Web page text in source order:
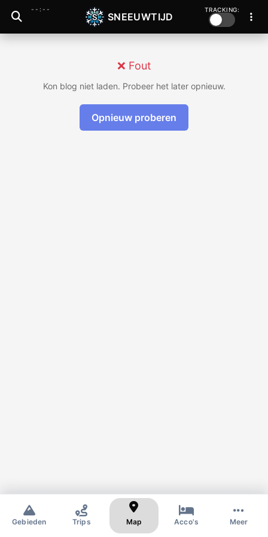
--:--
SNEEUWTIJD
TRACKING:
❌ Fout
Kon blog niet laden. Probeer het later opnieuw.
Opnieuw proberen
Gebieden Trips Map Acco's Meer